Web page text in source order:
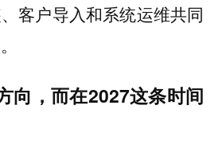
客户导入和系统运维共同
向，而在2027这条时间